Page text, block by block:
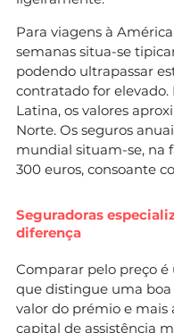
Para viagens à
semanas situa-se
podendo ultrapassar
contratado for elevado.
Latina, os valores
Norte. Os seguros
mundial situam-se, na
300 euros, consoante
Seguradoras
diferença
Comparar pelo preço
que distingue uma
valor do prémio e mais
capital de assistência